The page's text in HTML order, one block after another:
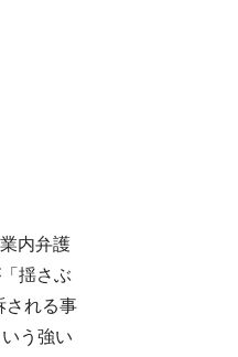
内弁護
揺さぶ
される事
う強い